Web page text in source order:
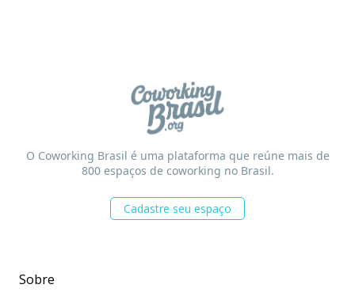
O Coworking Brasil é uma plataforma que reúne mais de
800 espaços de coworking no Brasil.
Cadastre seu espaço
Sobre